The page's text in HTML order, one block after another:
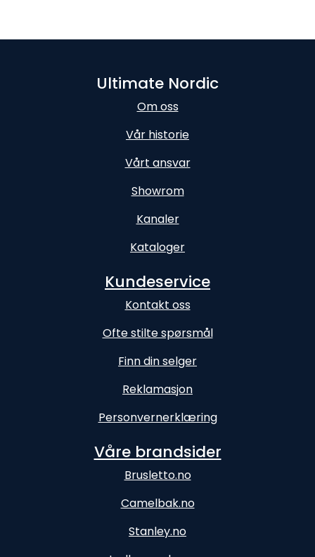
Ultimate Nordic
Om oss
Vår historie
Vårt ansvar
Showrom
Kanaler
Kataloger
Kundeservice
Kontakt oss
Ofte stilte spørsmål
Finn din selger
Reklamasjon
Personvernerklæring
Våre brandsider
Brusletto.no
Camelbak.no
Stanley.no